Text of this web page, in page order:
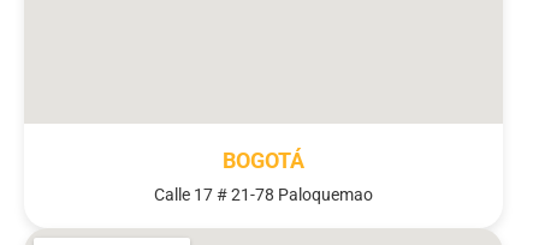
BOGOTÁ
Calle 17 # 21-78 Paloquemao